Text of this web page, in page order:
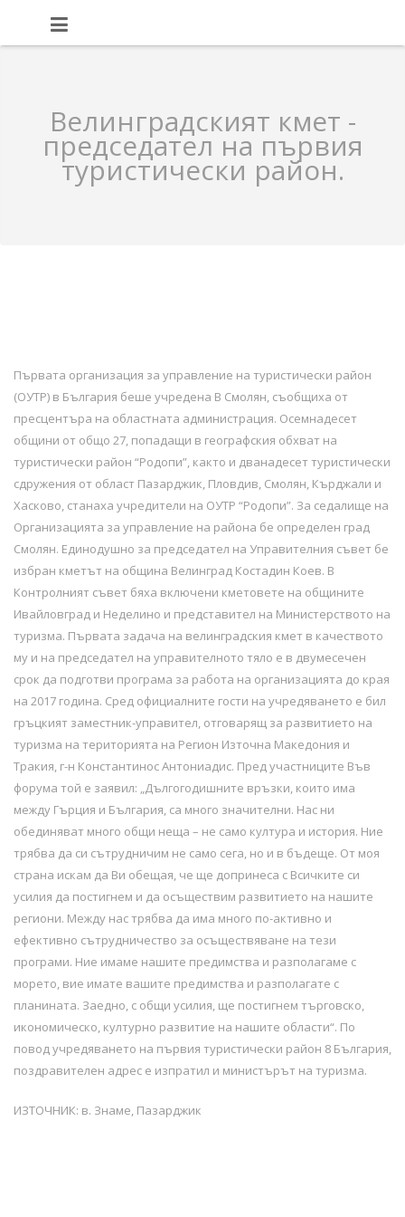
Велинградският кмет -
председател на първия
туристически район.
Първата организация за управление на туристически район
(ОУТР) в България беше учредена В Смолян, съобщиха от
пресцентъра на областната администрация. Осемнадесет
общини от общо 27, попадащи в географския обхват на
туристически район “Родопи”, както и дванадесет туристически
сдружения от област Пазарджик, Пловдив, Смолян, Кърджали и
Хасково, станаха учредители на ОУТР “Родопи”. За седалище на
Организацията за управление на района бе определен град
Смолян. Единодушно за председател на Управителния съвет бе
избран кметът на община Велинград Костадин Коев. В
Контролният съвет бяха включени кметовете на общините
Ивайловград и Неделино и представител на Министерството на
туризма. Първата задача на велинградския кмет в качеството
му и на председател на управителното тяло е в двумесечен
срок да подготви програма за работа на организацията до края
на 2017 година. Сред официалните гости на учредяването е бил
гръцкият заместник-управител, отговарящ за развитието на
туризма на територията на Регион Източна Македония и
Тракия, г-н Константинос Антониадис. Пред участниците Във
форума той е заявил: „Дългогодишните връзки, които има
между Гърция и България, са много значителни. Нас ни
обединяват много общи неща – не само култура и история. Ние
трябва да си сътрудничим не само сега, но и в бъдеще. От моя
страна искам да Ви обещая, че ще допринеса с Всичките си
усилия да постигнем и да осъществим развитието на нашите
региони. Между нас трябва да има много по-активно и
ефективно сътрудничество за осъществяване на тези
програми. Ние имаме нашите предимства и разполагаме с
морето, вие имате вашите предимства и разполагате с
планината. Заедно, с общи усилия, ще постигнем търговско,
икономическо, културно развитие на нашите области“. По
повод учредяването на първия туристически район 8 България,
поздравителен адрес е изпратил и министърът на туризма.
ИЗТОЧНИК: в. Знаме, Пазарджик